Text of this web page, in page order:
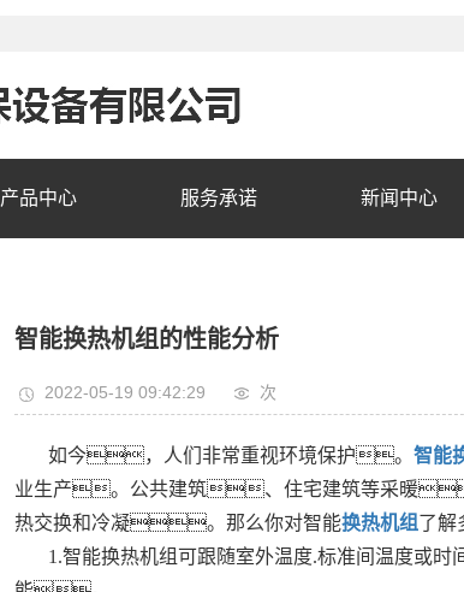
产品中心 服务承诺 新闻中心
智能换热机组的性能分析
2022-05-19 09:42:29 次
如今，人们非常重视环境保护。 智能
业生产。公共建筑、住宅建筑等采暖
热交换和冷凝。那么你对智能换热机组 了
1.智能换热机组可跟随室外温度.标准间温度